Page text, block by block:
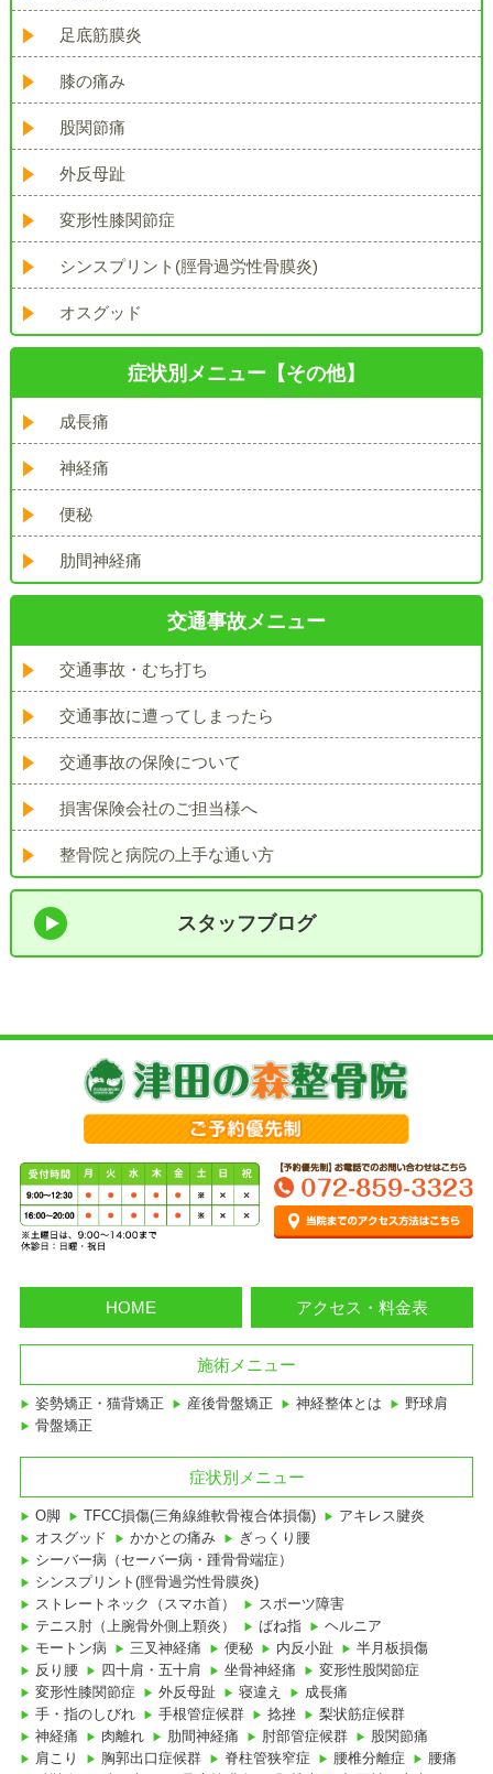
足底筋膜炎
膝の痛み
股関節痛
外反母趾
変形性膝関節症
シンスプリント(脛骨過労性骨膜炎)
オスグッド
症状別メニュー【その他】
成長痛
神経痛
便秘
肋間神経痛
交通事故メニュー
交通事故・むち打ち
交通事故に遭ってしまったら
交通事故の保険について
損害保険会社のご担当様へ
整骨院と病院の上手な通い方
スタッフブログ
HOME アクセス・料金表
施術メニュー
姿勢矯正・猫背矯正 産後骨盤矯正 神経整体とは
野球肩
骨盤矯正
症状別メニュー
O脚 TFCC損傷(三角線維軟骨複合体損傷)
アキレス腱炎
オスグッド
かかとの痛み
ぎっくり腰
シーバー病（セーバー病・踵骨骨端症）
シンスプリント(脛骨過労性骨膜炎)
ストレートネック（スマホ首）
スポーツ障害
テニス肘（上腕骨外側上顆炎）
ばね指
ヘルニア
モートン病
三叉神経痛 便秘 内反小趾
半月板損傷
反り腰
四十肩・五十肩 坐骨神経痛
変形性股関節症
変形性膝関節症
外反母趾 寝違え
成長痛
手・指のしびれ
手根管症候群 捻挫
梨状筋症候群
神経痛
肉離れ 肋間神経痛 肘部管症候群
股関節痛
肩こり
胸郭出口症候群 脊柱管狭窄症 腰椎分離症
腰痛